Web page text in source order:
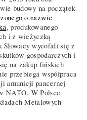
budowy na początek
o nazwie
, produkowanego
i z wieżyczką
wycofali się z
gospodarczych i
na zakup fińskich
przebiega współpraca
amunicji pancernej
NATO. W Polsce
Metalowych